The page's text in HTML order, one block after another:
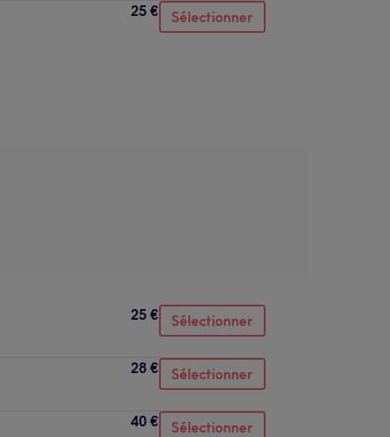
25 € Sélectionner
25 € Sélectionner
28 € Sélectionner
40 € Sélectionner